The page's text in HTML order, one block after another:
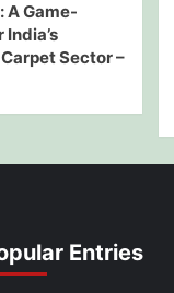
A Game-
Sector –
Entries